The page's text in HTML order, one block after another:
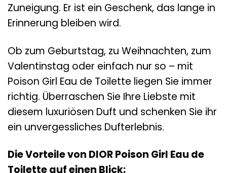
Zuneigung. Er ist ein Geschenk, das lange in
Erinnerung bleiben wird.
Ob zum Geburtstag, zu Weihnachten, zum
Valentinstag oder einfach nur so – mit
Poison Girl Eau de Toilette liegen Sie immer
richtig. Überraschen Sie Ihre Liebste mit
diesem luxuriösen Duft und schenken Sie ihr
ein unvergessliches Dufterlebnis.
Die Vorteile von DIOR Poison Girl Eau de
Toilette auf einen Blick: